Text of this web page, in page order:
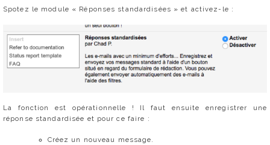
Spotez le module « Réponses standardisées » et activez-le :
La fonction est opérationnelle ! Il faut ensuite enregistrer une
réponse standardisée et pour ce faire :
Créez un nouveau message.